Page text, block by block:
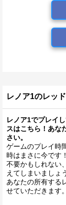
レノア1のレッ
レノア1でプレイ
スはこちら！あな
さい。
ゲームのプレイ時
時はまさに今です！
不要かもしれない
えてしまいましょ
あなたの所有する
せていただきます。